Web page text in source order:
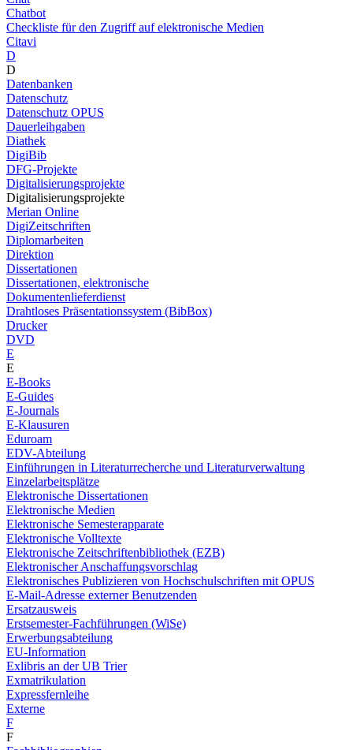
Chatbot
Checkliste für den Zugriff auf elektronische Medien
Citavi
D
D
Datenbanken
Datenschutz
Datenschutz OPUS
Dauerleihgaben
Diathek
DigiBib
DFG-Projekte
Digitalisierungsprojekte
Digitalisierungsprojekte
Merian Online
DigiZeitschriften
Diplomarbeiten
Direktion
Dissertationen
Dissertationen, elektronische
Dokumentenlieferdienst
Drahtloses Präsentationssystem (BibBox)
Drucker
DVD
E
E
E-Books
E-Guides
E-Journals
E-Klausuren
Eduroam
EDV-Abteilung
Einführungen in Literaturrecherche und Literaturverwaltung
Einzelarbeitsplätze
Elektronische Dissertationen
Elektronische Medien
Elektronische Semesterapparate
Elektronische Volltexte
Elektronische Zeitschriftenbibliothek (EZB)
Elektronischer Anschaffungsvorschlag
Elektronisches Publizieren von Hochschulschriften mit OPUS
E-Mail-Adresse externer Benutzenden
Ersatzausweis
Erstsemester-Fachführungen (WiSe)
Erwerbungsabteilung
EU-Information
Exlibris an der UB Trier
Exmatrikulation
Expressfernleihe
Externe
F
F